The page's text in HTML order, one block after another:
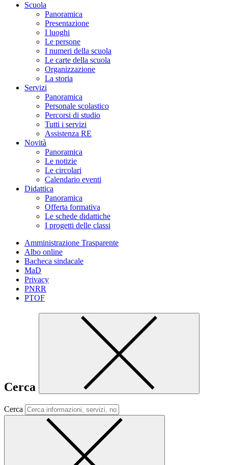
Scuola
Panoramica
Presentazione
I luoghi
Le persone
I numeri della scuola
Le carte della scuola
Organizzazione
La storia
Servizi
Panoramica
Personale scolastico
Percorsi di studio
Tutti i servizi
Assistenza RE
Novità
Panoramica
Le notizie
Le circolari
Calendario eventi
Didattica
Panoramica
Offerta formativa
Le schede didattiche
I progetti delle classi
Amministrazione Trasparente
Albo online
Bacheca sindacale
MaD
Privacy
PNRR
PTOF
Cerca
Cerca